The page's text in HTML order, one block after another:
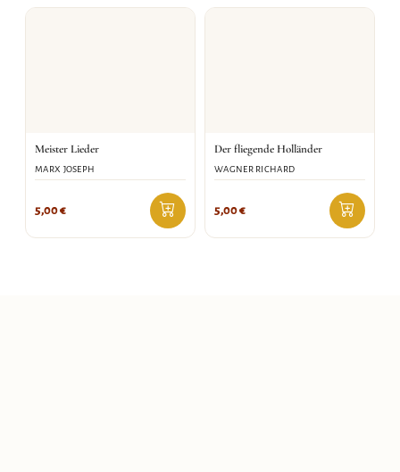
Meister Lieder
MARX JOSEPH
5,00€
Der fliegende Holländer
WAGNER RICHARD
5,00€